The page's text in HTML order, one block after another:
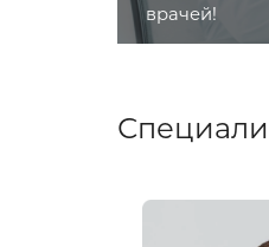
врачей!